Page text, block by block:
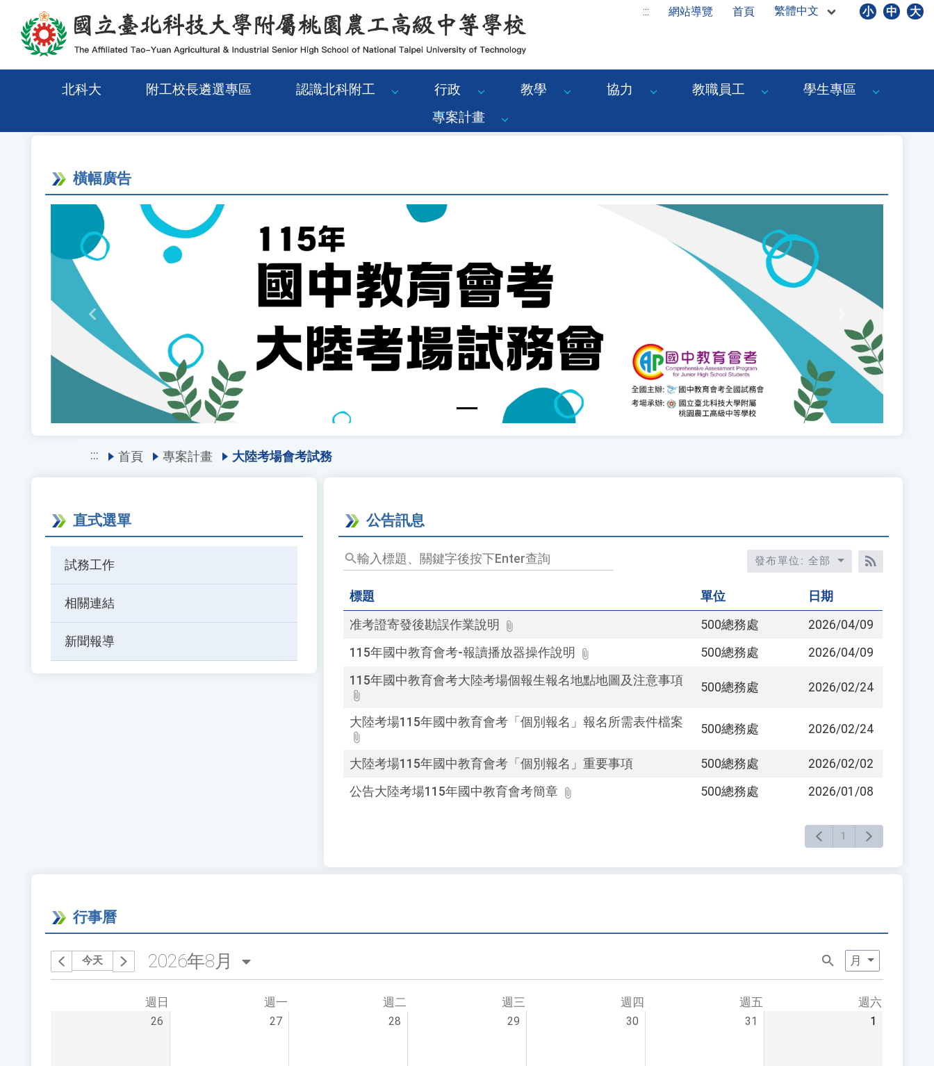
移至網頁之主要內容區位置 ::: 網站導覽 首頁 繁體中文 小 中 大
北科大 附工校長遴選專區 認識北科附工 行政 教學 協力 教職員工
學生專區
專案計畫
橫幅廣告
Previous Next
::: 首頁 專案計畫 大陸考場會考試務
直式選單
試務工作
相關連結
新聞報導
公告訊息
輸
入
標
題、
關
字
按
下
Enter
查
發布單位: 全部
RSS訂閱
標題 單位 日期
准考證寄發後勘誤作業說明 500總務處
2026/04/09
115年國中教育會考-報讀播放器操作說明
500總務處
2026/04/09
115年國中教育會考大陸考場個報生報名地點地圖及注意事項
500總務處 2026/02/24
大陸考場115年國中教育會考「個別報名」報名所需表件檔案 500總務處 2026/02/24
大陸考場115年國中教育會考「個別報名」重要事項 500總務處
2026/02/02
公告大陸考場115年國中教育會考簡章
500總務處 2026/01/08
1
行事曆
上個月
今天
下個月
2026年8月
選擇其他月份
月
週日 週一 週二 週三 週四 週五 週六
26 27 28 29 30 31 1